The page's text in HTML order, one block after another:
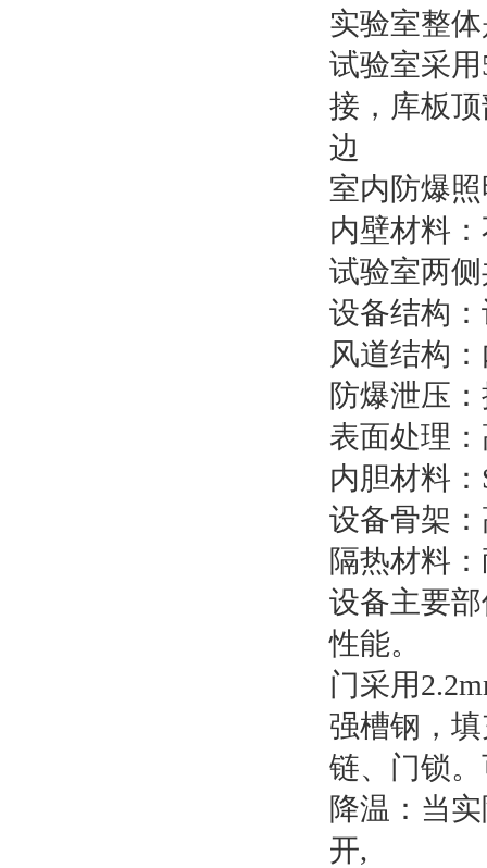
实验室整
试验室采
接，库板
边
室内防爆
内壁材料
试验室两
设备结构
风道结构
防爆泄压
表面处理
内胆材料
设备骨架
隔热材料
设备主要
性能。
门采用
强槽钢，
链、门锁
降温：当
开,